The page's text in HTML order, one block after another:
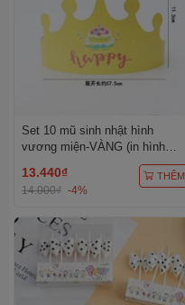
Set 10 mũ sinh nhật hình
vương miện-VÀNG (in hình
13.440₫
14.000₫ -4%
THÊM